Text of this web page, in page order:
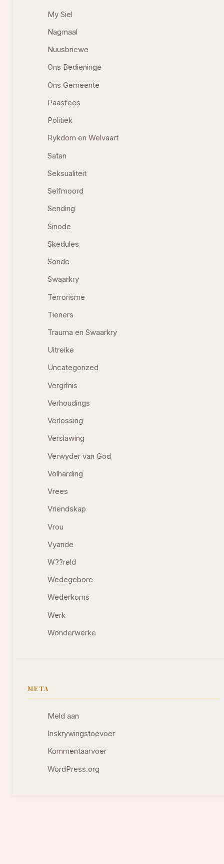
My Siel
Nagmaal
Nuusbriewe
Ons Bedieninge
Ons Gemeente
Paasfees
Politiek
Rykdom en Welvaart
Satan
Seksualiteit
Selfmoord
Sending
Sinode
Skedules
Sonde
Swaarkry
Terrorisme
Tieners
Trauma en Swaarkry
Uitreike
Uncategorized
Vergifnis
Verhoudings
Verlossing
Verslawing
Verwyder van God
Volharding
Vrees
Vriendskap
Vrou
Vyande
W??reld
Wedegebore
Wederkoms
Werk
Wonderwerke
META
Meld aan
Inskrywingstoevoer
Kommentaarvoer
WordPress.org